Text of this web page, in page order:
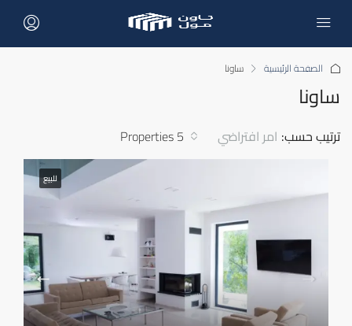
الصفحة الرئيسية ساونا
ساونا
5 Properties ترتيب حسب: امر افتراضي
للبيع